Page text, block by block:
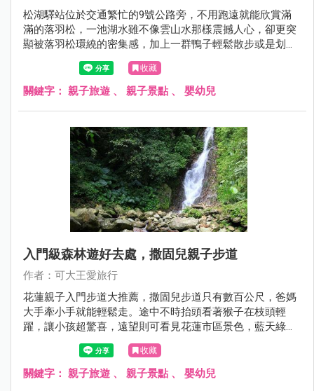
松湖驛站位於交通繁忙的9號公路旁，不用跑遠就能欣賞滿
滿的落羽松，一池湖水雖不像雲山水那樣震撼人心，卻更突
顯被落羽松環繞的密集感，加上一群鴨子輕鬆散步或是划行
水面，好拍程度不輸雲山水。此外，松湖驛站本身更是間美
食餐廳，三五好友點上幾道熱炒伴著談笑聲，或是喝杯下午
茶，逛逛園區拍拍照，冬天來花蓮，行程千萬不要少了它。
收藏
關鍵字： 親子旅遊 、 親子景點 、 嬰幼兒
入門級森林遊好去處，撒固兒親子步道
作者：可大王愛旅行
花蓮親子入門步道大推薦，撒固兒步道只有數百公尺，爸媽
大手牽小手就能輕鬆走。途中不時抬頭看著猴子在枝頭輕
躍，讓小孩超驚喜，遠望則可看見花蓮市區景色，藍天綠意
超舒心。大約30分鐘就能遇見超美瀑布，如銀河劃過山壁飛
濺出點點星芒，一旁淺淺水池可玩水，夏天來這裡最是清涼
消暑。爬山健行，豐富生態又能玩水，親子家庭就來這裡鍛
收藏
關鍵字： 親子旅遊 、 親子景點 、 嬰幼兒